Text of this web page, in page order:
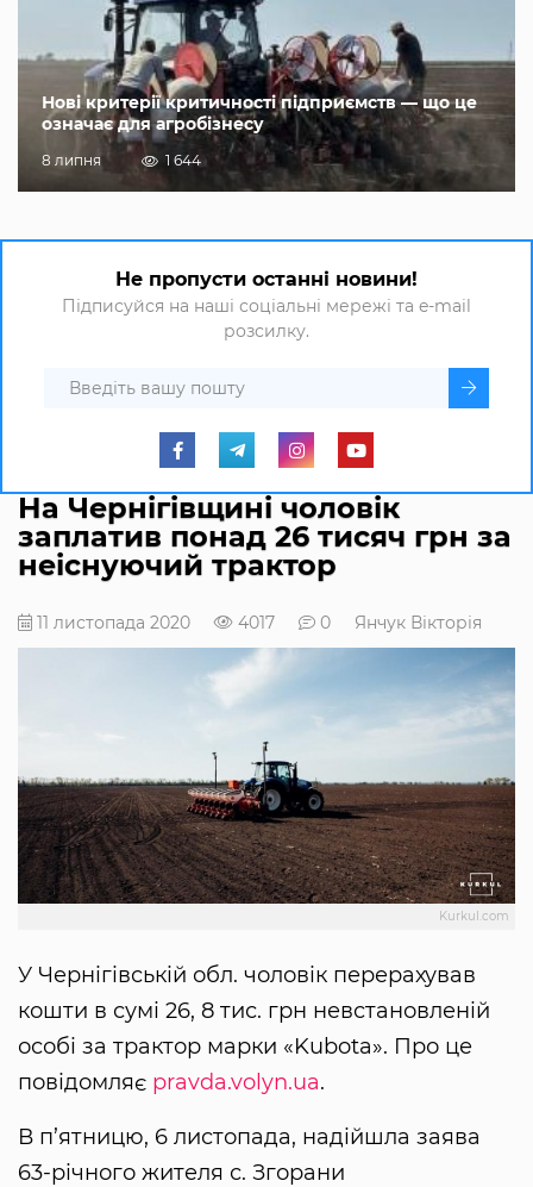
Нові критерії критичності підприємств — що це
означає для агробізнесу
8 липня 1 644
Не пропусти останні новини!
Підписуйся на наші соціальні мережі та e-mail
розсилку.
На Чернігівщині чоловік
заплатив понад 26 тисяч грн за
неіснуючий трактор
11 листопада 2020 4017 0 Янчук Вікторія
Kurkul.com
У Чернігівській обл. чоловік перерахував
кошти в сумі 26, 8 тис. грн невстановленій
особі за трактор марки «Kubota». Про це
повідомляє pravda.volyn.ua.
В п’ятницю, 6 листопада, надійшла заява
63-річного жителя с. Згорани